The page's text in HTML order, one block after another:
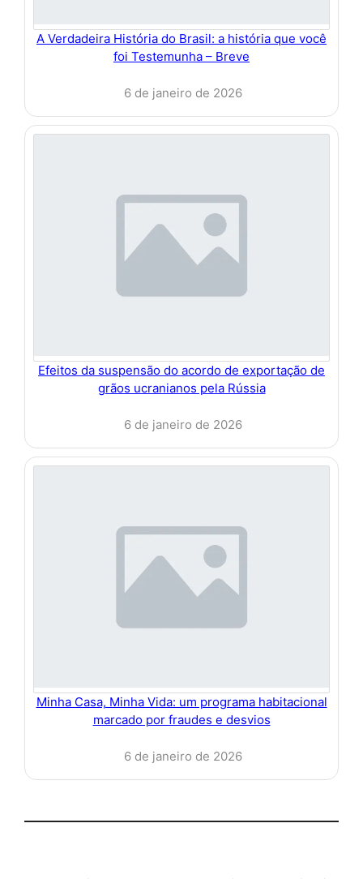
A Verdadeira História do Brasil: a história que você
foi Testemunha – Breve
6 de janeiro de 2026
Efeitos da suspensão do acordo de exportação de
grãos ucranianos pela Rússia
6 de janeiro de 2026
Minha Casa, Minha Vida: um programa habitacional
marcado por fraudes e desvios
6 de janeiro de 2026